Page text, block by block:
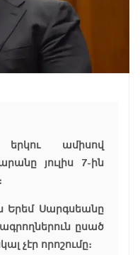
ամիսով
յուլիս 7-ին
Սարգսեանը
ըսած
չէր որոշումը։